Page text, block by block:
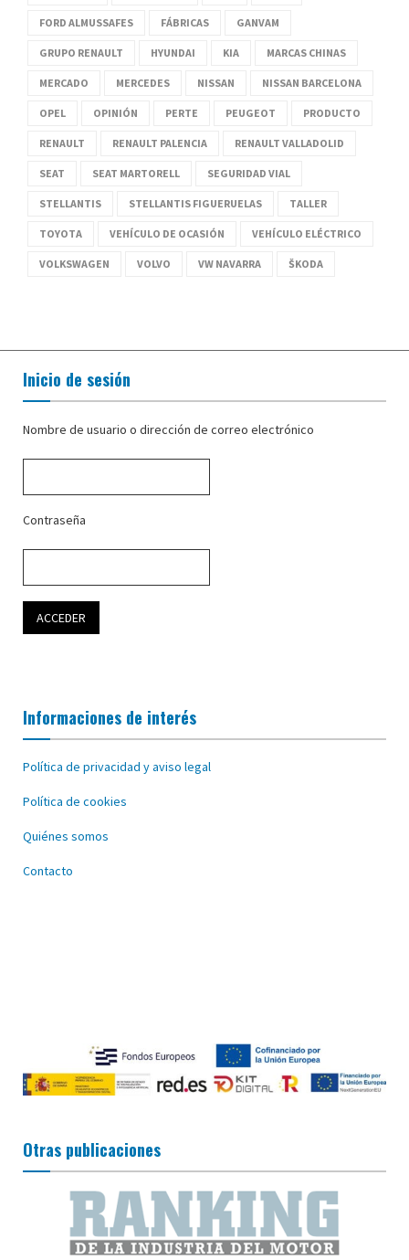
FORD ALMUSSAFES FÁBRICAS GANVAM
GRUPO RENAULT HYUNDAI KIA MARCAS CHINAS
MERCADO MERCEDES NISSAN NISSAN BARCELONA
OPEL OPINIÓN PERTE PEUGEOT PRODUCTO
RENAULT RENAULT PALENCIA RENAULT VALLADOLID
SEAT SEAT MARTORELL SEGURIDAD VIAL
STELLANTIS STELLANTIS FIGUERUELAS TALLER
TOYOTA VEHÍCULO DE OCASIÓN VEHÍCULO ELÉCTRICO
VOLKSWAGEN VOLVO VW NAVARRA ŠKODA
Inicio de sesión
Nombre de usuario o dirección de correo electrónico
Contraseña
Informaciones de interés
Política de privacidad y aviso legal
Política de cookies
Quiénes somos
Contacto
Otras publicaciones